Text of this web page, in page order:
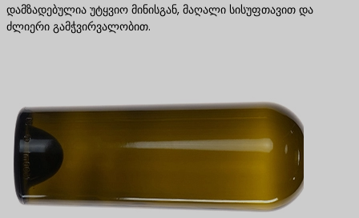
დამზადებულია უტყვიო მინისგან, მაღალი სისუფთავით და
ძლიერი გამჭვირვალობით.